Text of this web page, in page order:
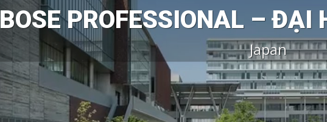
BOSE PROFESSIONAL – ĐẠI
Japan